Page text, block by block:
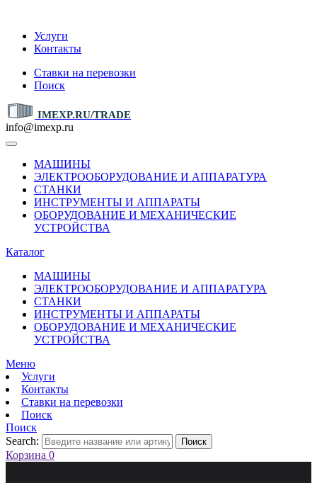
Услуги
Контакты
Ставки на перевозки
Поиск
IMEXP.RU/TRADE
info@imexp.ru
МАШИНЫ
ЭЛЕКТРООБОРУДОВАНИЕ И АППАРАТУРА
СТАНКИ
ИНСТРУМЕНТЫ И АППАРАТЫ
ОБОРУДОВАНИЕ И МЕХАНИЧЕСКИЕ
УСТРОЙСТВА
Каталог
МАШИНЫ
ЭЛЕКТРООБОРУДОВАНИЕ И АППАРАТУРА
СТАНКИ
ИНСТРУМЕНТЫ И АППАРАТЫ
ОБОРУДОВАНИЕ И МЕХАНИЧЕСКИЕ
УСТРОЙСТВА
Меню
Услуги
Контакты
Ставки на перевозки
Поиск
Поиск
Search:
Поиск
Корзина 0